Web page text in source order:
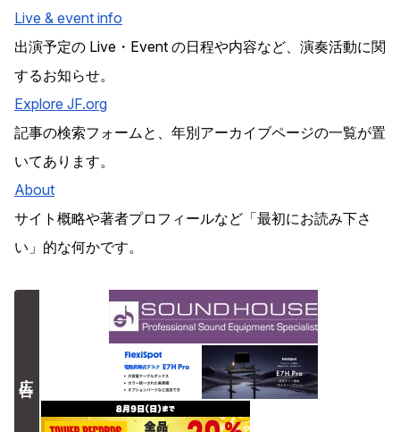
Live & event info
出演予定の Live・Event の日程や内容など、演奏活動に関
するお知らせ。
Explore JF.org
記事の検索フォームと、年別アーカイブページの一覧が置
いてあります。
About
サイト概略や著者プロフィールなど「最初にお読み下さ
い」的な何かです。